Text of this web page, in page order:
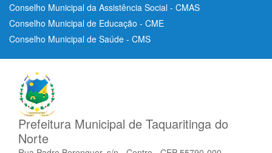
Conselho Municipal da Assistência Social - CMAS
Conselho Municipal de Educação - CME
Conselho Municipal de Saúde - CMS
Prefeitura Municipal de Taquaritinga do
Norte